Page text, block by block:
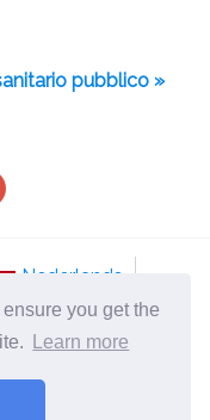
you get the
Learn more
pubblico »
Nederlands
Português